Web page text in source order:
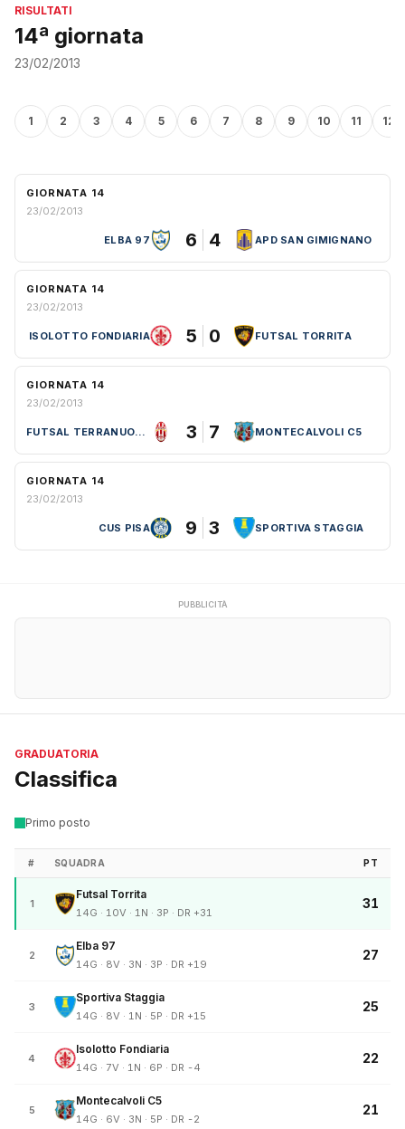
RISULTATI
14ª giornata
23/02/2013
1 2 3 4 5 6 7 8 9 10 11 12
GIORNATA 14
23/02/2013
ELBA 97 6 4 APD SAN GIMIGNANO
GIORNATA 14
23/02/2013
ISOLOTTO FONDIARIA 5 0 FUTSAL TORRITA
GIORNATA 14
23/02/2013
FUTSAL TERRANUOVESE 3 7 MONTECALVOLI C5
GIORNATA 14
23/02/2013
CUS PISA 9 3 SPORTIVA STAGGIA
PUBBLICITÀ
GRADUATORIA
Classifica
Primo posto
# SQUADRA PT
1
Futsal Torrita
14G · 10V · 1N · 3P · DR +31
31
2
Elba 97
14G · 8V · 3N · 3P · DR +19
27
3
Sportiva Staggia
14G · 8V · 1N · 5P · DR +15
25
4
Isolotto Fondiaria
14G · 7V · 1N · 6P · DR -4
22
5
Montecalvoli C5
14G · 6V · 3N · 5P · DR -2
21